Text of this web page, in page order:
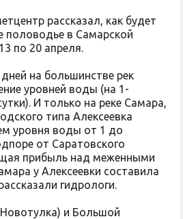
рассказал, как будет
половодье в Самарской
по 20 апреля.
на большинстве рек
уровней воды (на 1-
И только на реке Самара,
типа Алексеевка
уровня воды от 1 до
от Саратовского
прибыль над меженными
у Алексеевки составила
гидрологи.
Новотулка) и Большой